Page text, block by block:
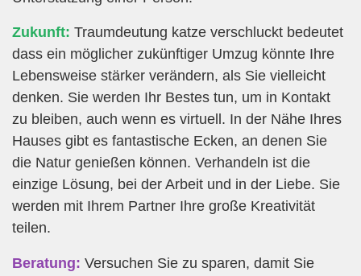
Zukunft: Traumdeutung katze verschluckt bedeutet
dass ein möglicher zukünftiger Umzug könnte Ihre
Lebensweise stärker verändern, als Sie vielleicht
denken. Sie werden Ihr Bestes tun, um in Kontakt
zu bleiben, auch wenn es virtuell. In der Nähe Ihres
Hauses gibt es fantastische Ecken, an denen Sie
die Natur genießen können. Verhandeln ist die
einzige Lösung, bei der Arbeit und in der Liebe. Sie
werden mit Ihrem Partner Ihre große Kreativität
teilen.
Beratung: Versuchen Sie zu sparen, damit Sie